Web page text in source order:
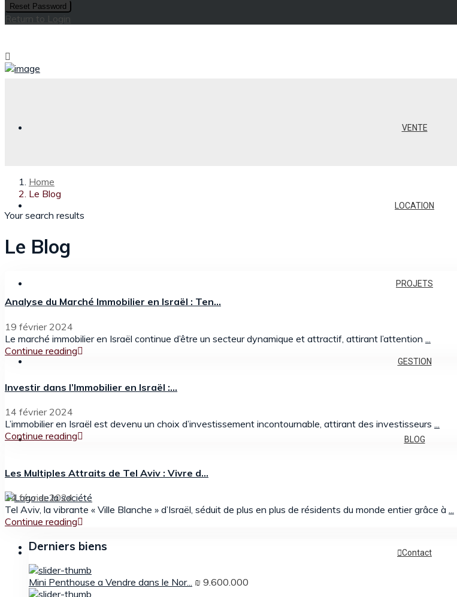
Reset Password
Return to Login
VENTE
LOCATION
PROJETS
GESTION
BLOG
Contact
Home
Le Blog
Your search results
Le Blog
Analyse du Marché Immobilier en Israël : Ten...
19 février 2024
Le marché immobilier en Israël continue d’être un secteur dynamique et attractif, attirant l’attention
Continue reading
Investir dans l’Immobilier en Israël :...
14 février 2024
L’immobilier en Israël est devenu un choix d’investissement incontournable, attirant des investisseurs ...
Continue reading
Les Multiples Attraits de Tel Aviv : Vivre d...
14 février 2024
Tel Aviv, la vibrante « Ville Blanche » d’Israël, séduit de plus en plus de résidents du monde entier grâce à
Continue reading
Derniers biens
Mini Penthouse a Vendre dans le Nor... ₪ 9.600.000